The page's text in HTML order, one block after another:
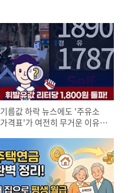
기름값 하락 뉴스에도 '주유소
가격표'가 여전히 무거운 이유,